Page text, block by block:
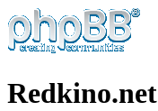
Redkino.net